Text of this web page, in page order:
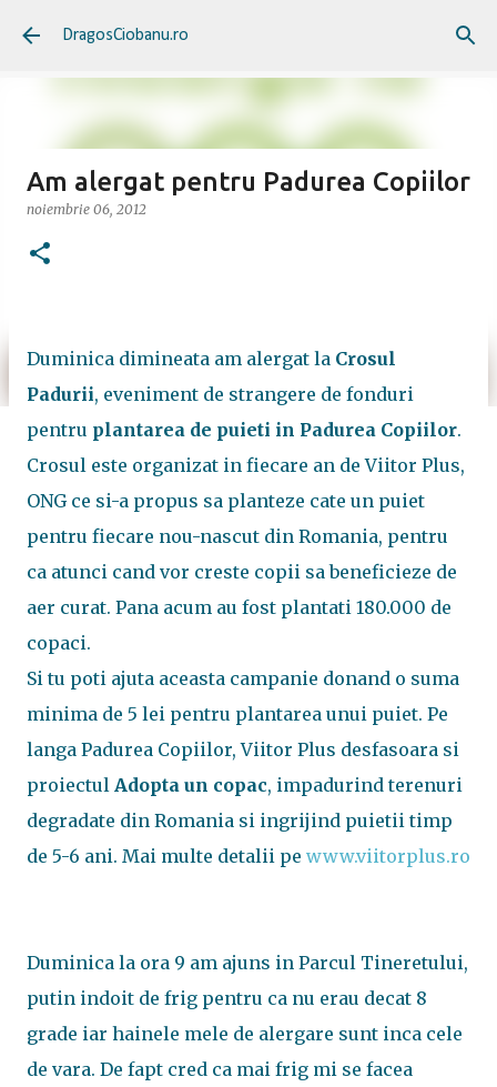
Treceți la conținutul principal
DragosCiobanu.ro
Am alergat pentru Padurea Copiilor
noiembrie 06, 2012
Duminica dimineata am alergat la Crosul
Padurii, eveniment de strangere de fonduri
pentru plantarea de puieti in Padurea Copiilor.
Crosul este organizat in fiecare an de Viitor Plus,
ONG ce si-a propus sa planteze cate un puiet
pentru fiecare nou-nascut din Romania, pentru
ca atunci cand vor creste copii sa beneficieze de
aer curat. Pana acum au fost plantati 180.000 de
copaci.
Si tu poti ajuta aceasta campanie donand o suma
minima de 5 lei pentru plantarea unui puiet. Pe
langa Padurea Copiilor, Viitor Plus desfasoara si
proiectul Adopta un copac, impadurind terenuri
degradate din Romania si ingrijind puietii timp
de 5-6 ani. Mai multe detalii pe www.viitorplus.ro
Duminica la ora 9 am ajuns in Parcul Tineretului,
putin indoit de frig pentru ca nu erau decat 8
grade iar hainele mele de alergare sunt inca cele
de vara. De fapt cred ca mai frig mi se facea